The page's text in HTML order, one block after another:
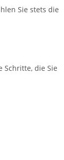
Sie stets die
Schritte, die Sie